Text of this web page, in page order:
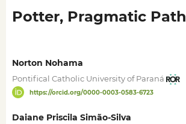
Potter, Pragmatic Path
Norton Nohama
Pontifical Catholic University of Paraná
https://orcid.org/0000-0003-0583-6723
Daiane Priscila Simão-Silva